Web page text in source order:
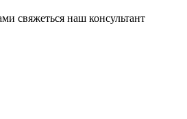
свяжеться наш консультант